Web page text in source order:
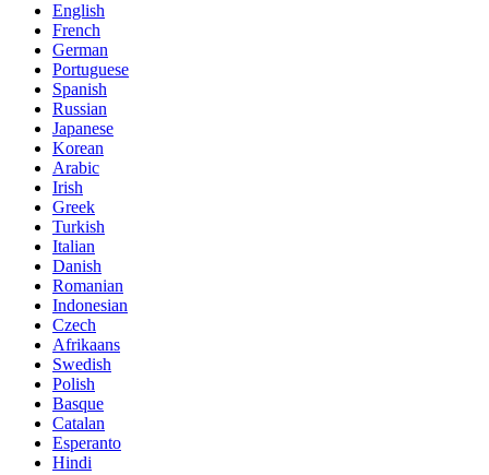
English
French
German
Portuguese
Spanish
Russian
Japanese
Korean
Arabic
Irish
Greek
Turkish
Italian
Danish
Romanian
Indonesian
Czech
Afrikaans
Swedish
Polish
Basque
Catalan
Esperanto
Hindi